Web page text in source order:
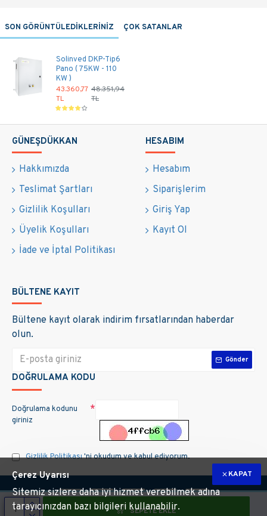
SEPETE EKLE
SON GÖRÜNTÜLEDİKLERİNİZ ÇOK SATANLAR
Solinved DKP-Tip6
Pano ( 75KW - 110
KW )
43.360,77
TL
48.351,94
TL
GÜNEŞDÜKKAN
Hakkımızda
Teslimat Şartları
Gizlilik Koşulları
Üyelik Koşulları
İade ve İptal Politikası
HESABIM
Hesabım
Siparişlerim
Giriş Yap
Kayıt Ol
BÜLTENE KAYIT
Bültene kayıt olarak indirim fırsatlarından haberdar
olun.
Gönder
DOĞRULAMA KODU
Doğrulama kodunu
giriniz
Gizlilik Politikası'ni okudum ve kabul ediyorum.
KAPAT
Çerez Uyarısı
Sitemiz sizlere daha iyi hizmet verebilmek adına
tarayıcınızdan bazı bilgileri kullanabilir.